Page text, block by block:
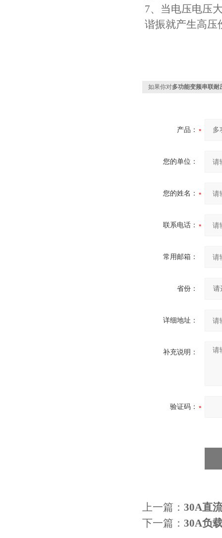
7、当电压电压
谐振就产生高压
如果你对多功能变频串联耐
产品：
您的单位：
您的姓名：
联系电话：
常用邮箱：
省份：
详细地址：
补充说明：
验证码：
上一篇： 30A直
下一篇： 30A负